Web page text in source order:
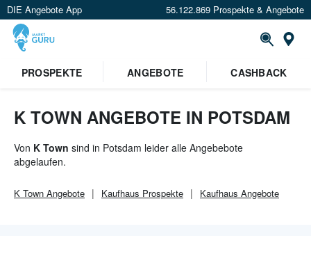
DIE Angebote App 56.122.869 Prospekte & Angebote
PROSPEKTE
ANGEBOTE CASHBACK
K TOWN ANGEBOTE IN POTSDAM
Von K Town sind in Potsdam leider alle Angebebote
abgelaufen.
K Town Angebote Kaufhaus Prospekte Kaufhaus Angebote